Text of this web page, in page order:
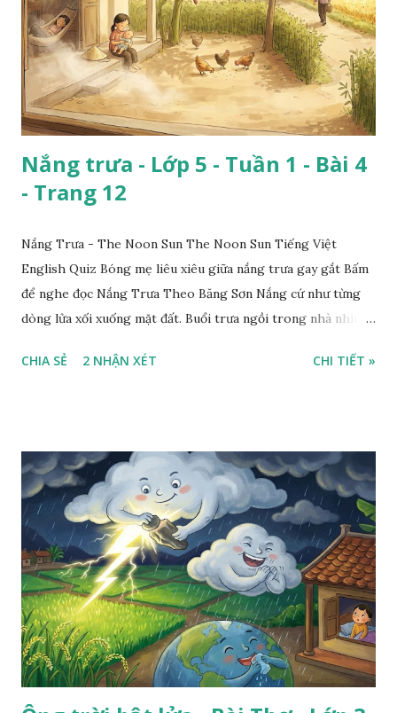
Nắng trưa - Lớp 5 - Tuần 1 - Bài 4
- Trang 12
Nắng Trưa - The Noon Sun The Noon Sun Tiếng Việt
English Quiz Bóng mẹ liêu xiêu giữa nắng trưa gay gắt Bấm
để nghe đọc Nắng Trưa Theo Băng Sơn Nắng cứ như từng
dòng lửa xối xuống mặt đất. Buổi trưa ngồi trong nhà nhìn
CHIA SẺ 2 NHẬN XÉT CHI TIẾT »